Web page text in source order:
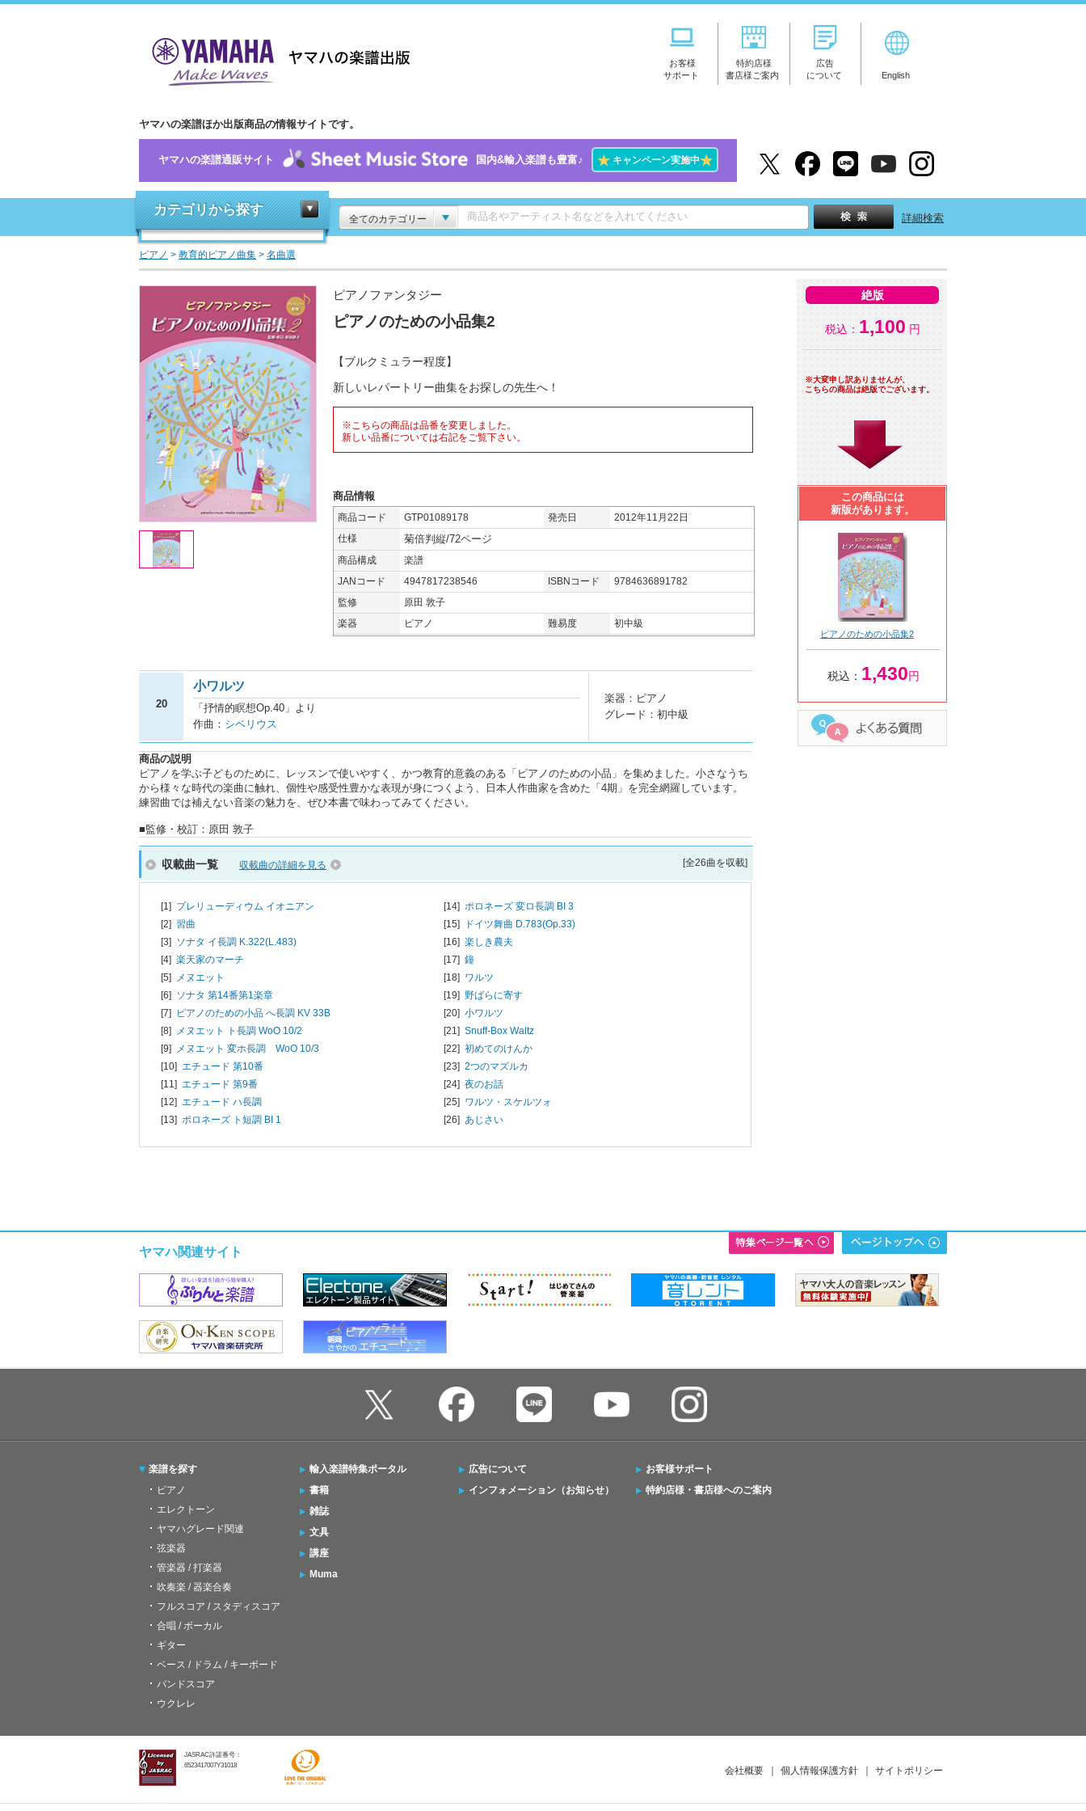
お客様
サポート
特約店様
書店様ご案内
広告
について
English
ヤマハの楽譜ほか出版商品の情報サイトです。
ヤマハの楽譜通販サイト 国内&輸入楽譜も豊富♪ ★キャンペーン実施中★
カテゴリから探す
全てのカテゴリー 詳細検索
ピアノ > 教育的ピアノ曲集 > 名曲選
ピアノファンタジー
ピアノのための小品集2
【ブルクミュラー程度】
新しいレパートリー曲集をお探しの先生へ！
※こちらの商品は品番を変更しました。
新しい品番については右記をご覧下さい。
商品情報
商品コード GTP01089178 発売日
2012年11月22日
仕様
菊倍判縦/72ページ
商品構成
楽譜
JANコード
4947817238546 ISBNコード
9784636891782
監修
原田 敦子
楽器
ピアノ 難易度 初中級
20
小ワルツ
「抒情的瞑想Op.40」より
作曲： シベリウス
楽器：ピアノ
グレード：初中級
商品の説明
ピアノを学ぶ子どものために、レッスンで使いやすく、かつ教育的意義のある「ピアノのための小品」を集めました。小さなうち
から様々な時代の楽曲に触れ、個性や感受性豊かな表現が身につくよう、日本人作曲家を含めた「4期」を完全網羅しています。
練習曲では補えない音楽の魅力を、ぜひ本書で味わってみてください。
■監修・校訂：原田 敦子
収載曲一覧 収載曲の詳細を見る [全26曲を収載]
[1] プレリューディウム イオニアン
[2] 習曲
[3] ソナタ イ長調 K.322(L.483)
[4] 楽天家のマーチ
[5] メヌエット
[6] ソナタ 第14番第1楽章
[7] ピアノのための小品 へ長調 KV 33B
[8] メヌエット ト長調 WoO 10/2
[9] メヌエット 変ホ長調 WoO 10/3
[10] エチュード 第10番
[11] エチュード 第9番
[12] エチュード ハ長調
[13] ポロネーズ ト短調 BI 1
[14] ポロネーズ 変ロ長調 BI 3
[15]
ドイツ舞曲 D.783(Op.33)
[16] 楽しき農夫
[17] 鐘
[18] ワルツ
[19] 野ばらに寄す
[20] 小ワルツ
[21] Snuff-Box Waltz
[22] 初めてのけんか
[23] 2つのマズルカ
[24] 夜のお話
[25] ワルツ・スケルツォ
[26] あじさい
絶版
税込： 1,100 円
※大変申し訳ありませんが、
こちらの商品は絶版でございます。
この商品には
新版があります。
ピアノのための小品集2
税込： 1,430円
ヤマハ関連サイト
楽譜を探す
ピアノ
エレクトーン
ヤマハグレード関連
弦楽器
管楽器 / 打楽器
吹奏楽 / 器楽合奏
フルスコア / スタディスコア
合唱 / ボーカル
ギター
ベース / ドラム / キーボード
バンドスコア
ウクレレ
輸入楽譜特集ポータル
書籍
雑誌
文具
講座
Muma
広告について
インフォメーション（お知らせ）
お客様サポート
特約店様・書店様へのご案内
JASRAC許諾番号：
6523417007Y31018
会社概要 ｜ 個人情報保護方針 ｜ サイトポリシー